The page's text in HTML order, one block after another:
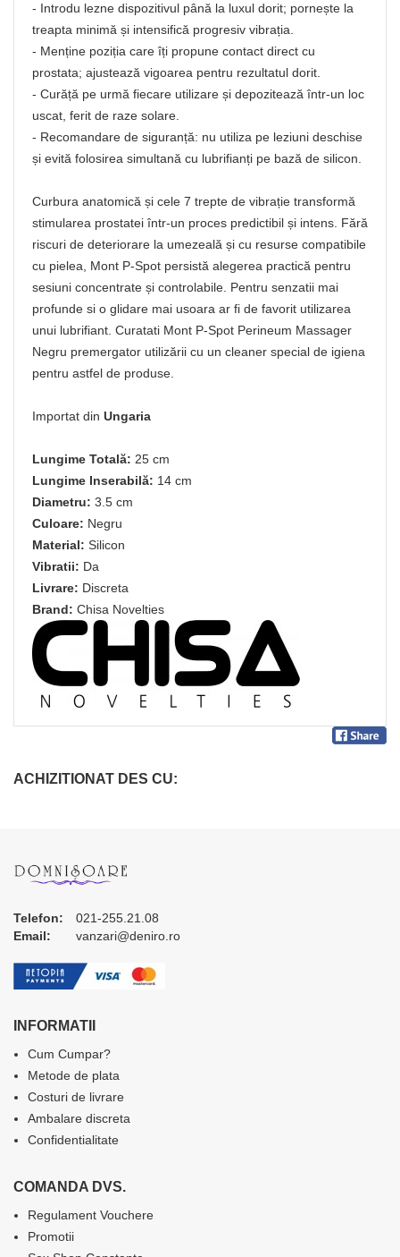
- Introdu lezne dispozitivul până la luxul dorit; pornește la
treapta minimă și intensifică progresiv vibrația.
- Menține poziția care îți propune contact direct cu
prostata; ajustează vigoarea pentru rezultatul dorit.
- Curăță pe urmă fiecare utilizare și depozitează într-un loc
uscat, ferit de raze solare.
- Recomandare de siguranță: nu utiliza pe leziuni deschise
și evită folosirea simultană cu lubrifianți pe bază de silicon.
Curbura anatomică și cele 7 trepte de vibrație transformă
stimularea prostatei într-un proces predictibil și intens. Fără
riscuri de deteriorare la umezeală și cu resurse compatibile
cu pielea, Mont P-Spot persistă alegerea practică pentru
sesiuni concentrate și controlabile. Pentru senzatii mai
profunde si o glidare mai usoara ar fi de favorit utilizarea
unui lubrifiant. Curatati Mont P-Spot Perineum Massager
Negru premergator utilizării cu un cleaner special de igiena
pentru astfel de produse.
Importat din Ungaria
Lungime Totală: 25 cm
Lungime Inserabilă: 14 cm
Diametru: 3.5 cm
Culoare: Negru
Material: Silicon
Vibratii: Da
Livrare: Discreta
Brand: Chisa Novelties
ACHIZITIONAT DES CU:
Telefon:
021-255.21.08
Email:
vanzari@deniro.ro
INFORMATII
Cum Cumpar?
Metode de plata
Costuri de livrare
Ambalare discreta
Confidentialitate
COMANDA DVS.
Regulament Vouchere
Promotii